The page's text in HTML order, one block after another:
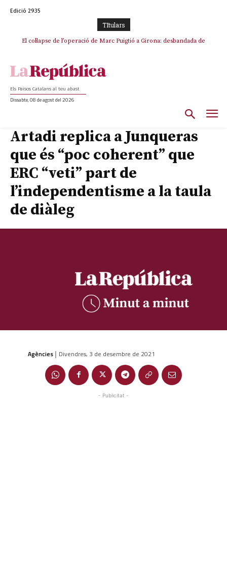
Edició 2935
TItulars
El col·lapse de l’operació de Marc Puigtió a Girona: desbandada de
L’ANC respon amb una mobilització a La Jonquera contra la
Els Països Catalans al teu abast
Dissabte, 08 de agost del 2026
Artadi replica a Junqueras
que és “poc coherent” que
ERC “veti” part de
l’independentisme a la taula
de diàleg
Agències | Divendres, 3 de desembre de 2021
- Publicitat -